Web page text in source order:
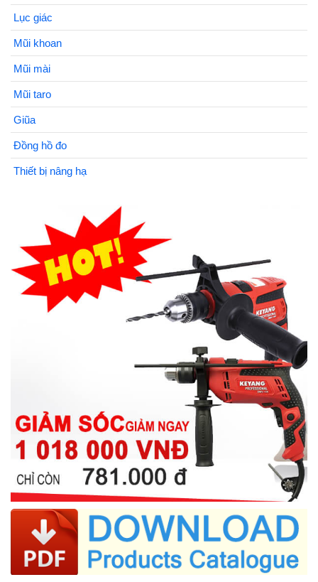
Lục giác
Mũi khoan
Mũi mài
Mũi taro
Giũa
Đồng hồ đo
Thiết bị nâng hạ